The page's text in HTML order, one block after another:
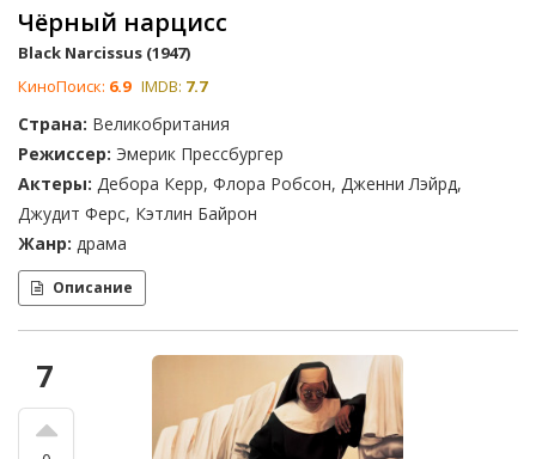
Чёрный нарцисс
Black Narcissus (1947)
КиноПоиск: 6.9 IMDB: 7.7
Страна: Великобритания
Режиссер: Эмерик Прессбургер
Актеры: Дебора Керр, Флора Робсон, Дженни Лэйрд,
Джудит Ферс, Кэтлин Байрон
Жанр: драма
Описание
7